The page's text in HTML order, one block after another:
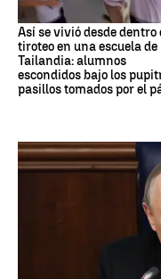
Así se vivió desde dentro
tiroteo en una escuela de
Tailandia: alumnos
escondidos bajo los
pasillos tomados por el